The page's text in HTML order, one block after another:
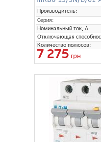
Производитель:
Серия:
Номинальный ток, А:
Отключающая
Количество полюсов:
7 275 грн